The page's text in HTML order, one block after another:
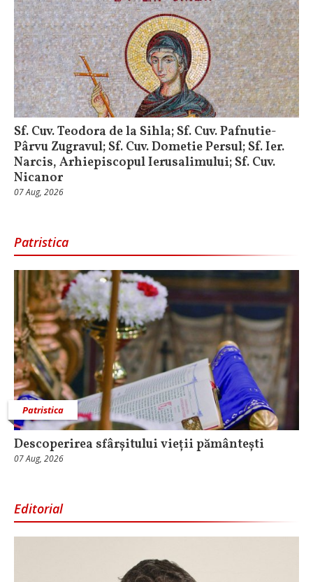
Sf. Cuv. Teodora de la Sihla; Sf. Cuv. Pafnutie-
Pârvu Zugravul; Sf. Cuv. Dometie Persul; Sf. Ier.
Narcis, Arhiepiscopul Ierusalimului; Sf. Cuv.
Nicanor
07 Aug, 2026
Patristica
Patristica
Descoperirea sfârșitului vieții pământești
07 Aug, 2026
Editorial